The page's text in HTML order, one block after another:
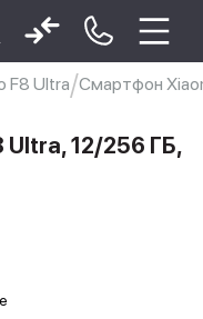
F8 Ultra Смартфон
12/256 ГБ,